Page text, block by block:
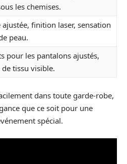
les chemises.
ajustée, finition laser, sensation
peau.
pour les pantalons ajustés,
tissu visible.
dans toute garde-robe,
que ce soit pour une
spécial.